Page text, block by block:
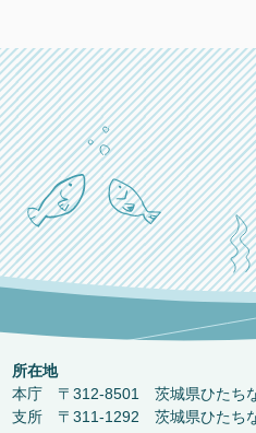
所在地
本庁 〒312-8501 茨城県ひたち
支所 〒311-1292 茨城県ひたち